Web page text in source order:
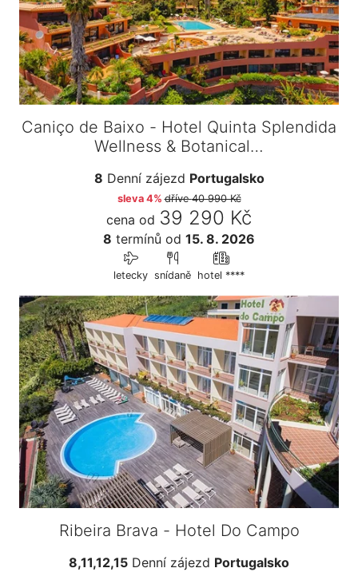
Caniço de Baixo - Hotel Quinta Splendida
Wellness & Botanical…
8 Denní zájezd Portugalsko
sleva 4% dříve40 990 Kč
cena od 39 290 Kč
8 termínů od 15. 8. 2026
letecky snídaně hotel ****
Ribeira Brava - Hotel Do Campo
8,11,12,15 Denní zájezd Portugalsko